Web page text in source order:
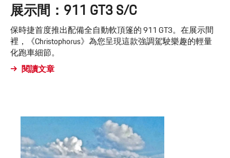
展示間：911 GT3 S/C
保時捷首度推出配備全自動軟頂篷的 911 GT3。在展示間
裡，《Christophorus》為您呈現這款強調駕駛樂趣的輕量
化跑車細節。
閱讀文章